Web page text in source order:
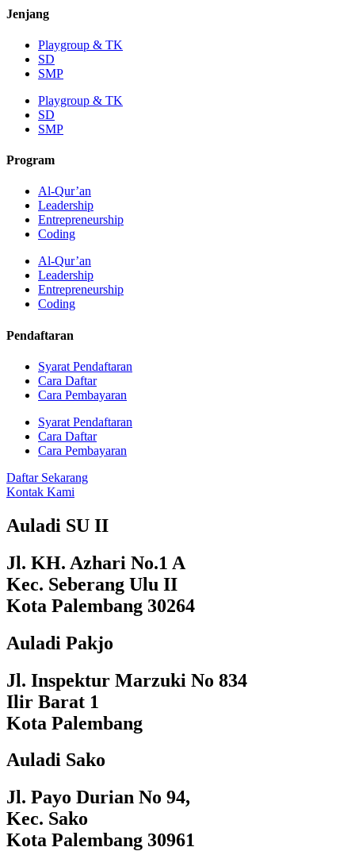
Jenjang
Playgroup & TK
SD
SMP
Playgroup & TK
SD
SMP
Program
Al-Qur’an
Leadership
Entrepreneurship
Coding
Al-Qur’an
Leadership
Entrepreneurship
Coding
Pendaftaran
Syarat Pendaftaran
Cara Daftar
Cara Pembayaran
Syarat Pendaftaran
Cara Daftar
Cara Pembayaran
Daftar Sekarang
Kontak Kami
Auladi SU II
Jl. KH. Azhari No.1 A
Kec. Seberang Ulu II
Kota Palembang 30264
Auladi Pakjo
Jl. Inspektur Marzuki No 834
Ilir Barat 1
Kota Palembang
Auladi Sako
Jl. Payo Durian No 94,
Kec. Sako
Kota Palembang 30961